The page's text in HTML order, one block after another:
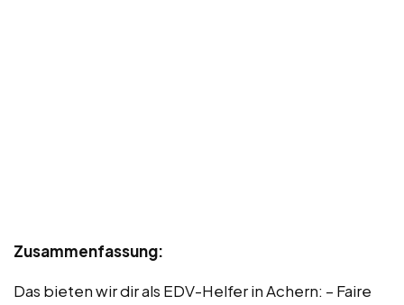
Zusammenfassung:
Das bieten wir dir als EDV-Helfer in Achern: – Faire